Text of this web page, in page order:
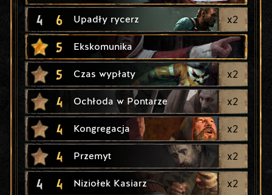
4 6 Upadły rycerz x2
5 Ekskomunika
5 Czas wypłaty x2
4 Ochłoda w Pontarze x2
4 Kongregacja x2
4 Przemyt x2
4 4 Niziołek Kasiarz x2